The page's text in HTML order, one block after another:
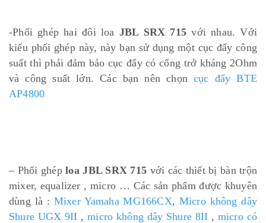
-Phối ghép hai đôi loa JBL SRX 715 với nhau. Với
kiểu phối ghép này, này bạn sử dụng một cục đẩy công
suất thì phải đảm bảo cục đẩy có cổng trở kháng 2Ohm
và công suất lớn. Các bạn nên chọncục đẩy BTE
AP4800
– Phối ghéploa JBL SRX 715 với các thiết bị bàn trộn
mixer, equalizer , micro … Các sản phẩm được khuyên
dùng là : Mixer Yamaha MG166CX, Micro không dây
Shure UGX 9II ,micro không dây Shure 8II , micro có